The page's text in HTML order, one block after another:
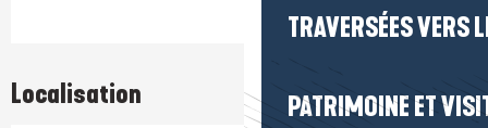
TRAVERSÉES VERS
PATRIMOINE ET
Localisation